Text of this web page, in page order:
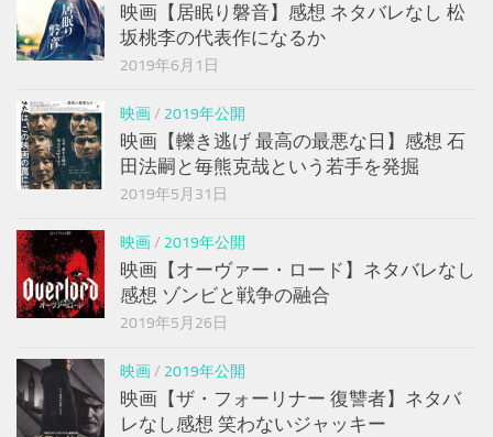
映画【居眠り磐音】感想 ネタバレなし 松
坂桃李の代表作になるか
2019年6月1日
映画/ 2019年公開
映画【轢き逃げ 最高の最悪な日】感想 石
田法嗣と毎熊克哉という若手を発掘
2019年5月31日
映画/ 2019年公開
映画【オーヴァー・ロード】ネタバレなし
感想 ゾンビと戦争の融合
2019年5月26日
映画/ 2019年公開
映画【ザ・フォーリナー 復讐者】ネタバ
レなし感想 笑わないジャッキー